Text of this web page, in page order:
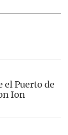
el Puerto de
Ion